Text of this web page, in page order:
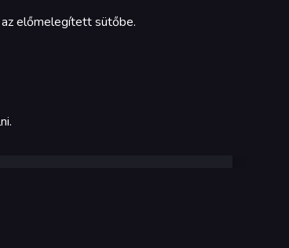
előmelegített sütőbe.